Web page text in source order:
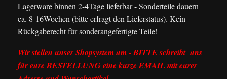
Lagerware binnen 2-4Tage lieferbar - Sonderteile dauern
ca. 8-16Wochen (bitte erfragt den Lieferstatus). Kein
Rückgaberecht für sonderangefertigte Teile!
Wir stellen unser Shopsystem um - BITTE schreibt uns
für eure BESTELLUNG eine kurze EMAIL mit eurer